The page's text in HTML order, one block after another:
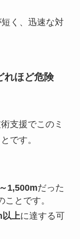
く、迅速な対
れほど危険
支援でこのミ
です。
1,500mだった
ことです。
上に達する可